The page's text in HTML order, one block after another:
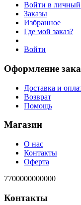
Войти в личный
Заказы
Избранное
Где мой заказ?
Войти
Оформление
Доставка и
Возврат
Помощь
Магазин
О нас
Контакты
Оферта
7700000000000
Контакты